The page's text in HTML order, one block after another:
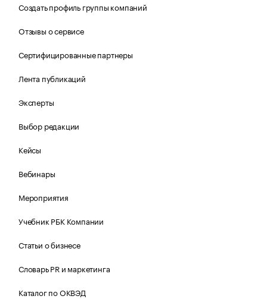
Создать профиль группы компаний
Отзывы о сервисе
Сертифицированные партнеры
Лента публикаций
Эксперты
Выбор редакции
Кейсы
Вебинары
Мероприятия
Учебник РБК Компании
Статьи о бизнесе
Словарь PR и маркетинга
Каталог по ОКВЭД